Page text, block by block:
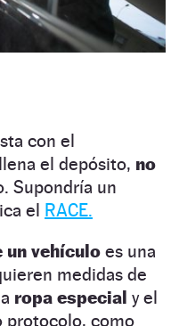
con el
el depósito, no
Supondría un
el RACE.
un vehículo es una
medidas de
ropa especial y el
protocolo, como